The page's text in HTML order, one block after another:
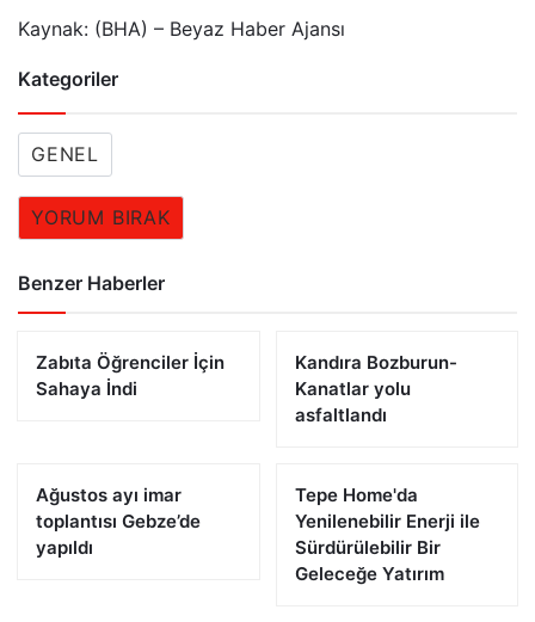
Kaynak: (BHA) – Beyaz Haber Ajansı
Kategoriler
GENEL
YORUM BIRAK
Benzer Haberler
Zabıta Öğrenciler İçin
Sahaya İndi
Kandıra Bozburun-
Kanatlar yolu
asfaltlandı
Ağustos ayı imar
toplantısı Gebze’de
yapıldı
Tepe Home'da
Yenilenebilir Enerji ile
Sürdürülebilir Bir
Geleceğe Yatırım